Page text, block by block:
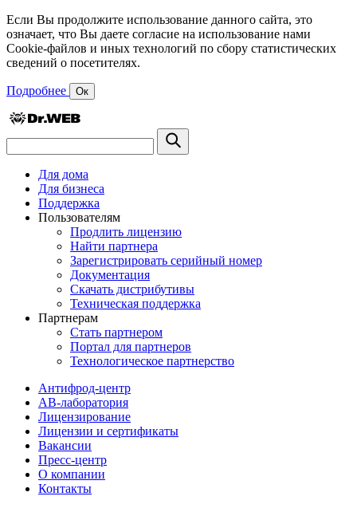
Если Вы продолжите использование данного сайта, это
означает, что Вы даете согласие на использование нами
Cookie-файлов и иных технологий по сбору статистических
сведений о посетителях.
Подробнее Ок
Для дома
Для бизнеса
Поддержка
Пользователям
Продлить лицензию
Найти партнера
Зарегистрировать серийный номер
Документация
Скачать дистрибутивы
Техническая поддержка
Партнерам
Стать партнером
Портал для партнеров
Технологическое партнерство
Антифрод-центр
АВ-лаборатория
Лицензирование
Лицензии и сертификаты
Вакансии
Пресс-центр
О компании
Контакты